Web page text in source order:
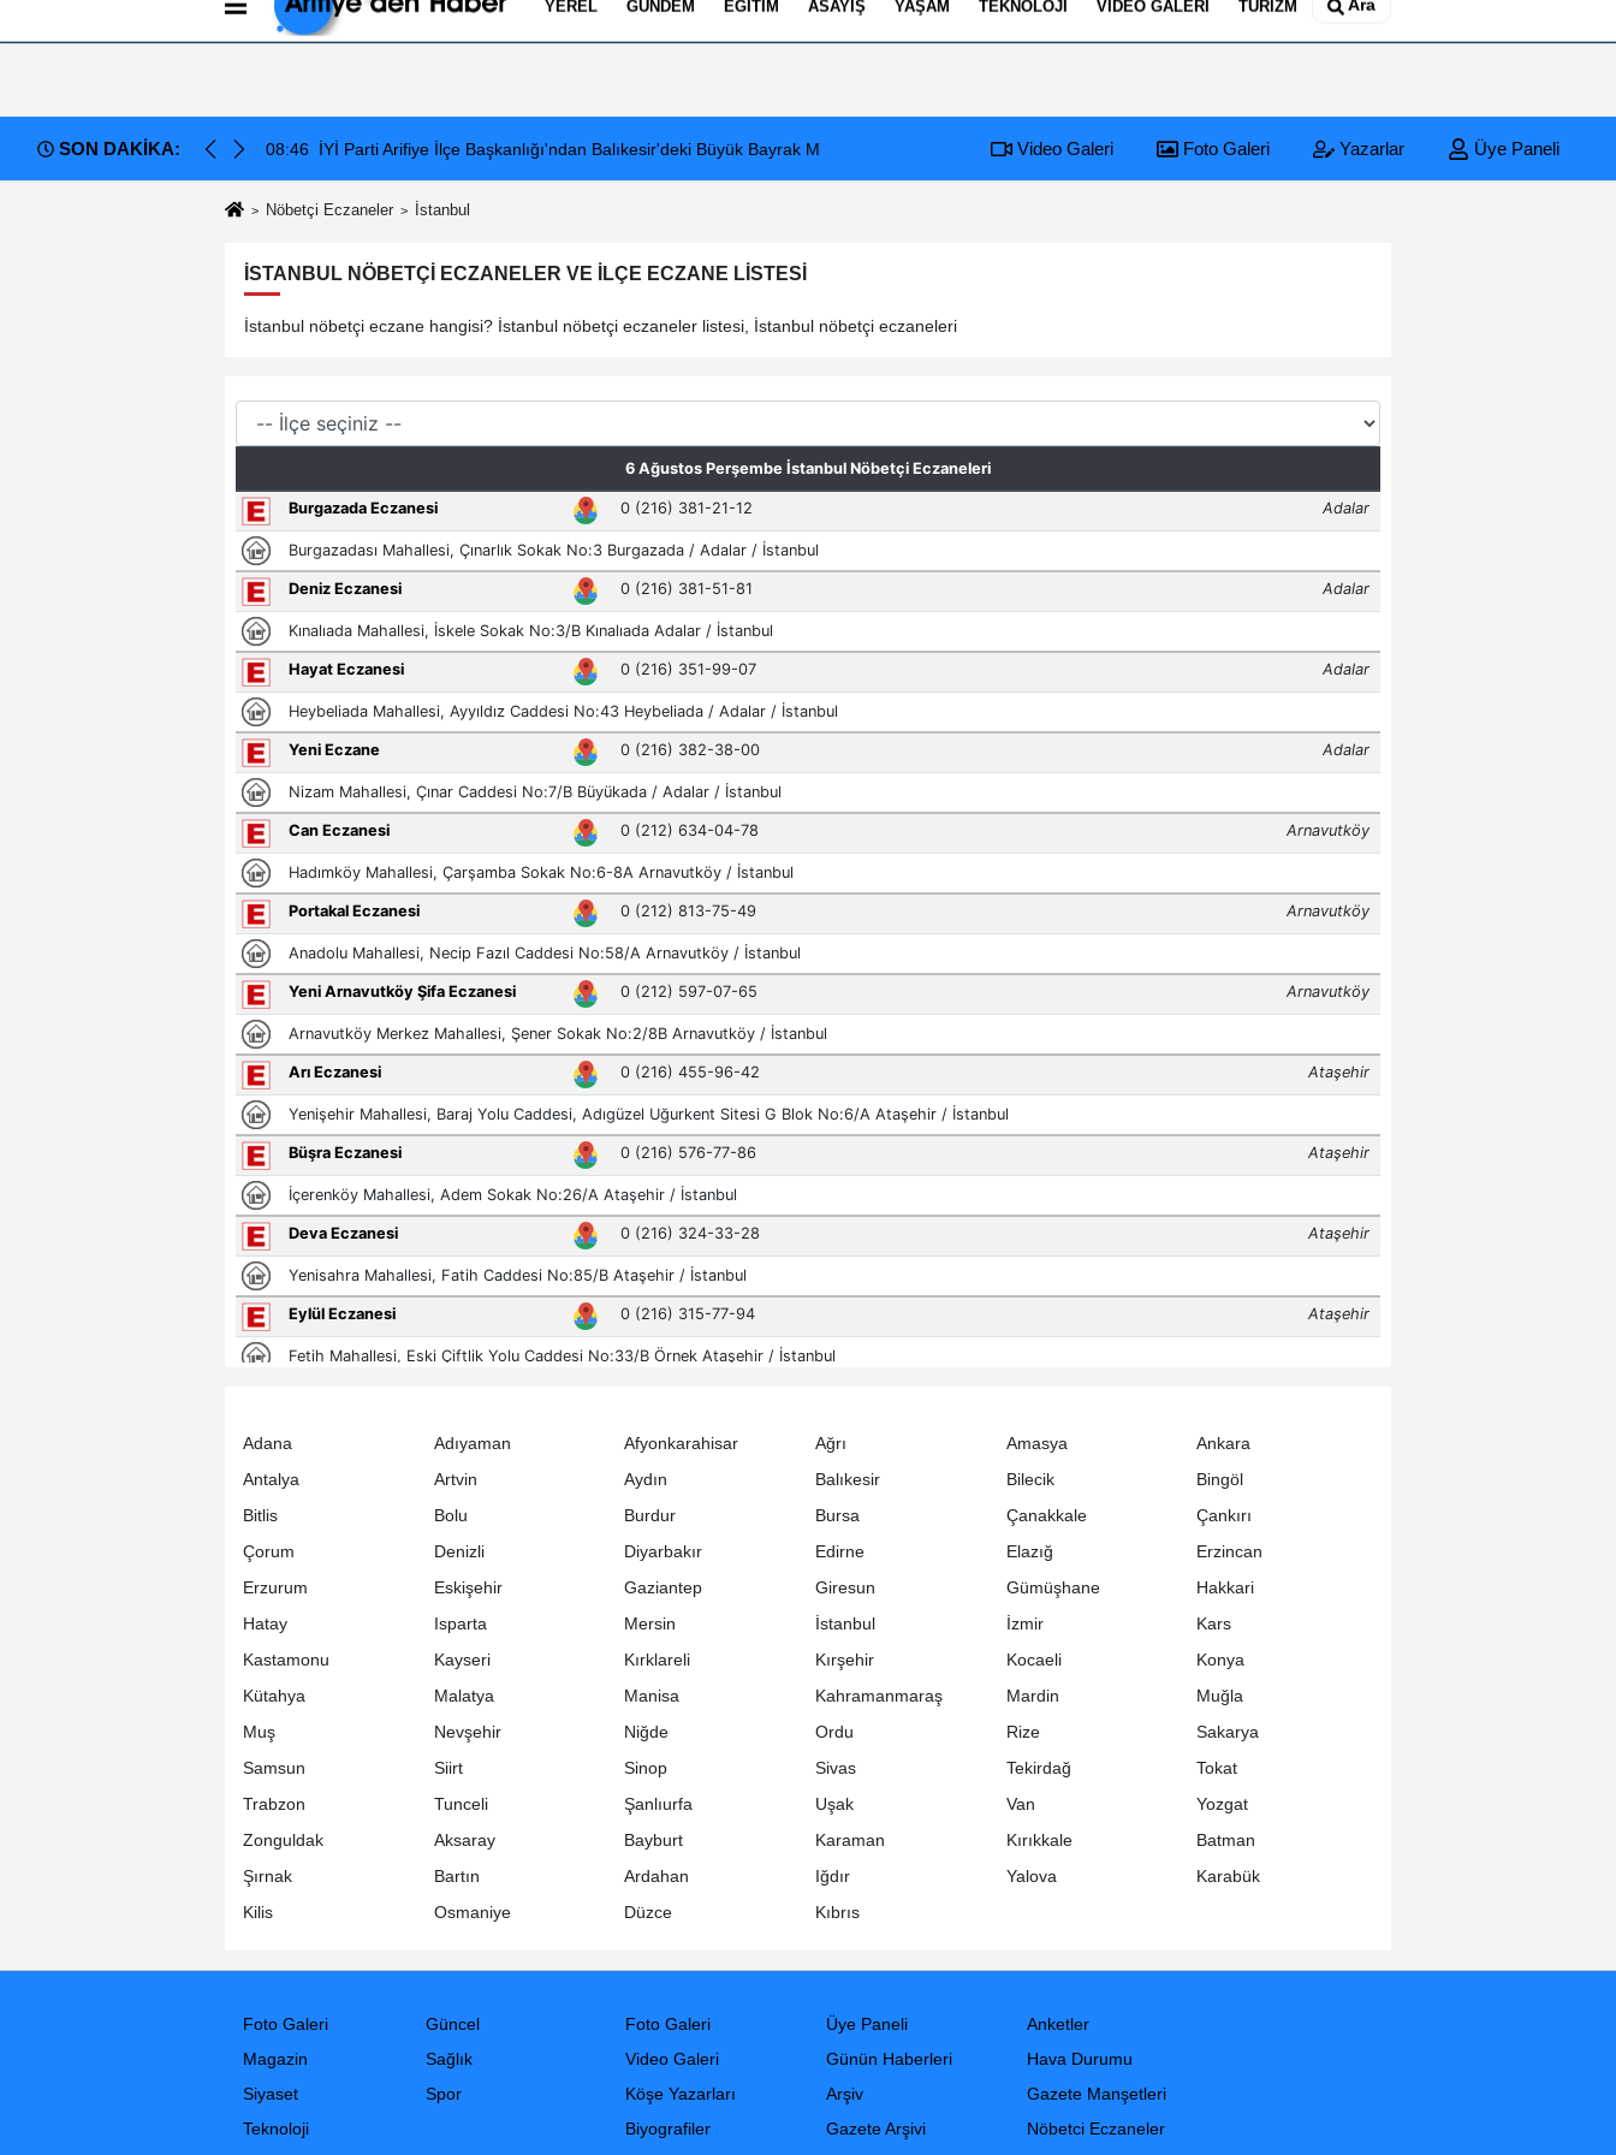
Künye İletişim
YEREL GÜNDEM EĞITIM ASAYIŞ YAŞAM TEKNOLOJI VIDEO GALERI TURIZM Ara
SON DAKİKA:
Elektrik Altyapısı Çöktü, Esnaf Tepkili!
08:46 İYİ Parti Arifiye İlçe Başkanlığı'ndan Balıkesir'deki Büyük Bayrak Mitingi İçin Ulaşım ve Katılım ÇağrısıArifiye Sanayi Sitesi'nde Tehlikeli Patlama: Elektrik Altyapısı Çöktü, Esnaf Tepkili!
Video Galeri Foto Galeri Yazarlar Üye Paneli
Nöbetçi Eczaneler İstanbul
İSTANBUL NÖBETÇI ECZANELER VE İLÇE ECZANE LISTESI
İstanbul nöbetçi eczane hangisi? İstanbul nöbetçi eczaneler listesi, İstanbul nöbetçi eczaneleri
Adana Adıyaman Afyonkarahisar Ağrı Amasya
Ankara
Antalya
Artvin Aydın Balıkesir Bilecik
Bingöl
Bitlis
Bolu Burdur Bursa Çanakkale
Çankırı
Çorum
Denizli Diyarbakır Edirne Elazığ
Erzincan
Erzurum
Eskişehir Gaziantep Giresun Gümüşhane
Hakkari
Hatay
Isparta Mersin İstanbul İzmir
Kars
Kastamonu
Kayseri Kırklareli Kırşehir Kocaeli
Konya
Kütahya
Malatya Manisa Kahramanmaraş Mardin
Muğla
Muş
Nevşehir Niğde Ordu Rize
Sakarya
Samsun
Siirt Sinop Sivas Tekirdağ
Tokat
Trabzon
Tunceli Şanlıurfa Uşak Van
Yozgat
Zonguldak
Aksaray Bayburt Karaman Kırıkkale
Batman
Şırnak
Bartın Ardahan Iğdır Yalova
Karabük
Kilis
Osmaniye Düzce Kıbrıs
Foto Galeri
Güncel
Magazin
Sağlık
Siyaset
Spor
Teknoloji
Foto Galeri
Video Galeri
Köşe Yazarları
Biyografiler
Üye Paneli
Günün Haberleri
Arşiv
Gazete Arşivi
Anketler
Hava Durumu
Gazete Manşetleri
Nöbetci Eczaneler